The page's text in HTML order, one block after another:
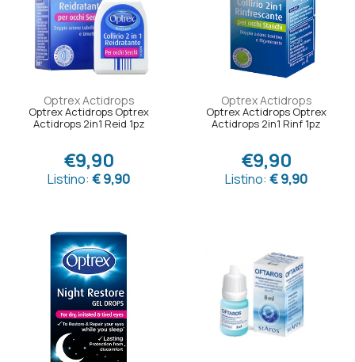
Optrex Actidrops
Optrex Actidrops Optrex
Actidrops 2in1 Reid 1pz
€9,90
Listino: € 9,90
Optrex Actidrops
Optrex Actidrops Optrex
Actidrops 2in1 Rinf 1pz
€9,90
Listino: € 9,90